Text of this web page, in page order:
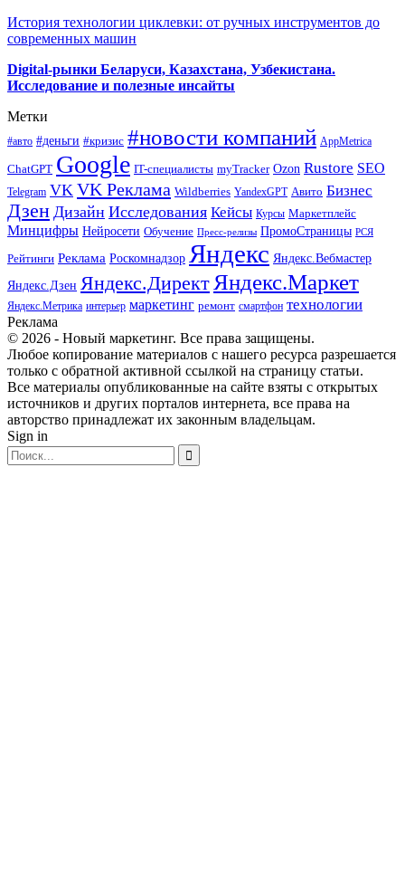
История технологии циклевки: от ручных инструментов до
современных машин
Digital-рынки Беларуси, Казахстана, Узбекистана.
Исследование и полезные инсайты
Метки
#авто #деньги #кризис #новости компаний AppMetrica
ChatGPT Google IT-специалисты myTracker Ozon Rustore SEO
Telegram VK VK Реклама Wildberries YandexGPT Авито Бизнес
Дзен Дизайн Исследования Кейсы Курсы Маркетплейс
Минцифры Нейросети Обучение Пресс-релизы ПромоСтраницы РСЯ
Рейтинги Реклама Роскомнадзор Яндекс Яндекс.Вебмастер
Яндекс.Дзен Яндекс.ДиректЯндекс.Маркет
Яндекс.Метрика интерьер маркетинг ремонт смартфон технологии
Реклама
© 2026 - Новый маркетинг. Все права защищены.
Любое копирование материалов с нашего ресурса разрешается
только с обратной активной ссылкой на страницу статьи.
Все материалы опубликованные на сайте взяты с открытых
источников и других порталов интернета, все права на
авторство принадлежат их законным владельцам.
Sign in